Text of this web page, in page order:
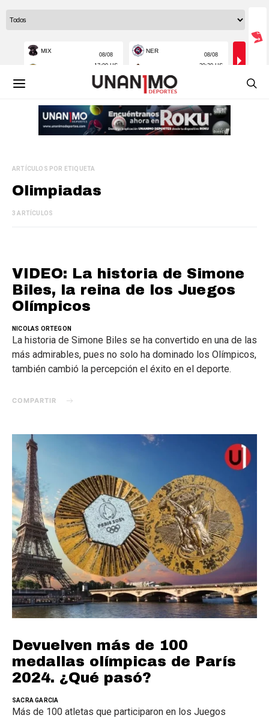
ARTÍCULOS POR ETIQUETA
Olimpiadas
3 ARTÍCULOS
VIDEO: La historia de Simone
Biles, la reina de los Juegos
Olímpicos
NICOLAS ORTEGON
La historia de Simone Biles se ha convertido en una de las
más admirables, pues no solo ha dominado los Olímpicos,
también cambió la percepción el éxito en el deporte.
COMPARTIR
Devuelven más de 100
medallas olímpicas de París
2024. ¿Qué pasó?
SACRA GARCIA
Más de 100 atletas que participaron en los Juegos